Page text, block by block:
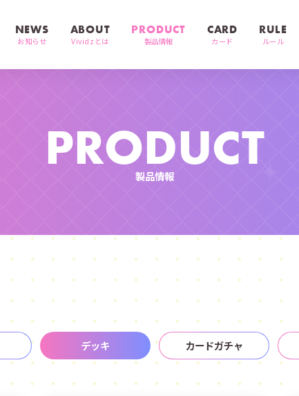
NEWS
お知らせ
ABOUT
Vividzとは
PRODUCT
製品情報
CARD
カード
RULE
ルール
PRODUCT
製品情報
デッキ カードガチャ